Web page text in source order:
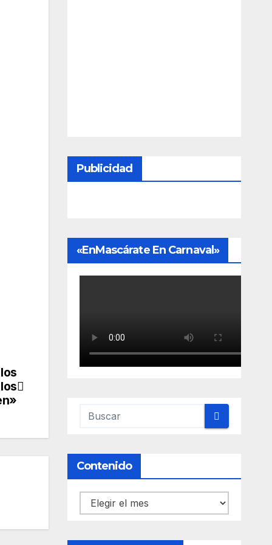
Publicidad
«EnMascárate En Carnaval»
Contenido
Contenido